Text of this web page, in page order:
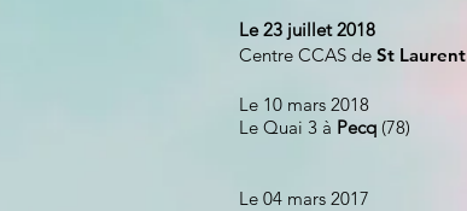
Le 23 juillet 2018
Centre CCAS de St
Le 10 mars 2018
Le Quai 3 à Pecq (78)
Le 04 mars 2017